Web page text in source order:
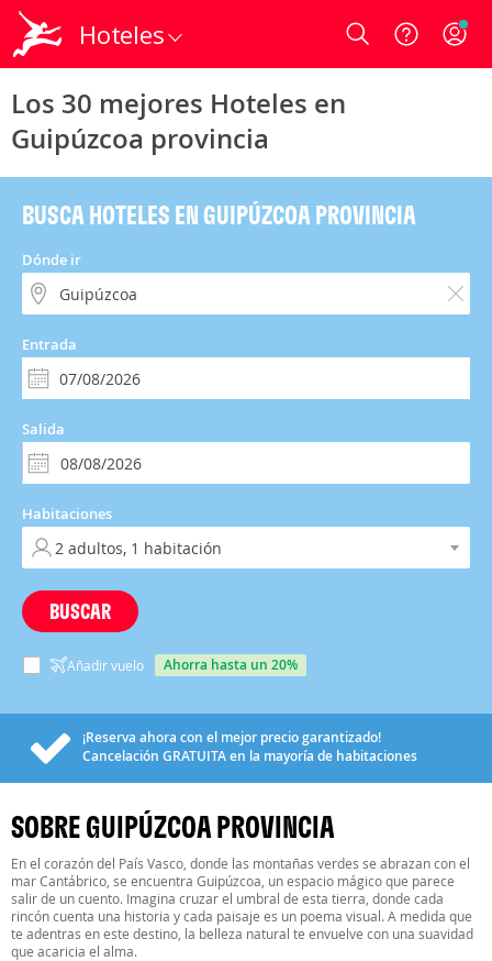
Hoteles Login
Los 30 mejores Hoteles en
Guipúzcoa provincia
BUSCA HOTELES EN GUIPÚZCOA PROVINCIA
Dónde ir
Entrada
Salida
Habitaciones
BUSCAR
Añadir vuelo ahorra hasta un 20%
¡Reserva ahora con el mejor precio garantizado!
Cancelación GRATUITAen la mayoría de habitaciones
SOBRE GUIPÚZCOA PROVINCIA
En el corazón del País Vasco, donde las montañas verdes se abrazan con el
mar Cantábrico, se encuentra Guipúzcoa, un espacio mágico que parece
salir de un cuento. Imagina cruzar el umbral de esta tierra, donde cada
rincón cuenta una historia y cada paisaje es un poema visual. A medida que
te adentras en este destino, la belleza natural te envuelve con una suavidad
que acaricia el alma.